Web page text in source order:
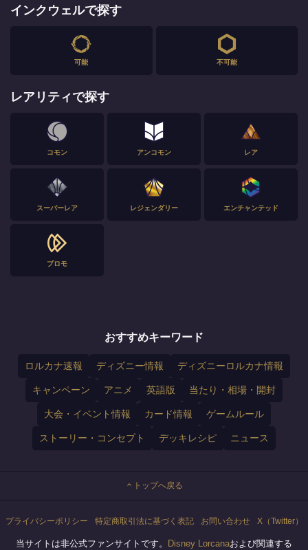
インクウェルで探す
可能 不可能
レアリティで探す
コモン アンコモン レア
スーパーレア レジェンダリー エンチャンテッド
プロモ
おすすめキーワード
ロルカナ速報 ディズニー情報 ディズニーロルカナ情報
キャンペーン アニメ 英語版 当たり・相場・開封
大会・イベント情報 カード情報 ゲームルール
ストーリー・コンセプト デッキレシピ ニュース
トップへ戻る
プライバシーポリシー 特定商取引法に基づく表記 お問い合わせ X（Twitter）
当サイトは非公式ファンサイトです。 Disney Lorcanaおよび関連する